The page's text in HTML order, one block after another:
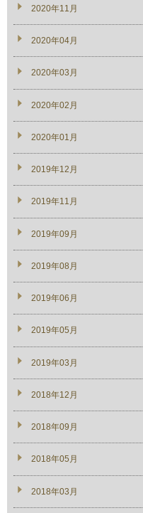
2020年11月
2020年04月
2020年03月
2020年02月
2020年01月
2019年12月
2019年11月
2019年09月
2019年08月
2019年06月
2019年05月
2019年03月
2018年12月
2018年09月
2018年05月
2018年03月